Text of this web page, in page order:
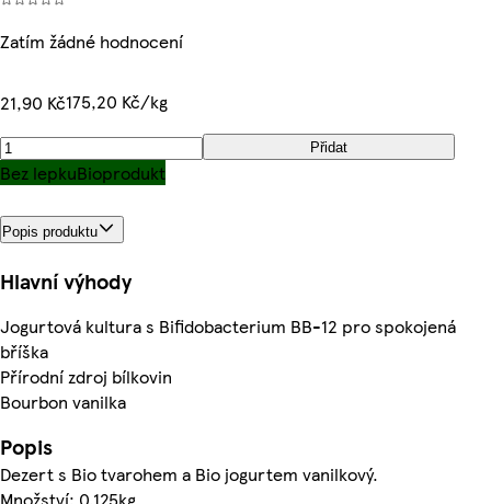
Zatím žádné hodnocení
21,90 Kč175,20 Kč/kg
Přidat
Bez lepkuBioprodukt
Popis produktu
Hlavní výhody
Jogurtová kultura s Bifidobacterium BB-12 pro spokojená
bříška
Přírodní zdroj bílkovin
Bourbon vanilka
Popis
Dezert s Bio tvarohem a Bio jogurtem vanilkový.
Množství: 0.125kg